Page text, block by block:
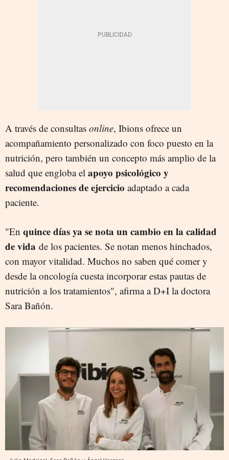
A través de consultas online, Ibions ofrece un
acompañamiento personalizado con foco puesto en la
nutrición, pero también un concepto más amplio de la
salud que engloba el apoyo psicológico y
recomendaciones de ejercicio adaptado a cada
paciente.
"En quince días ya se nota un cambio en la calidad
de vida de los pacientes. Se notan menos hinchados,
con mayor vitalidad. Muchos no saben qué comer y
desde la oncología cuesta incorporar estas pautas de
nutrición a los tratamientos", afirma a D+I la doctora
Sara Bañón.